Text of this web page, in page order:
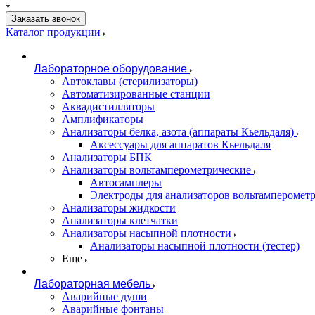
Заказать звонок
Каталог продукции
Лабораторное оборудование
Автоклавы (стерилизаторы)
Автоматизированные станции
Аквадистилляторы
Амплификаторы
Анализаторы белка, азота (аппараты Кьельдаля)
Аксессуары для аппаратов Кьельдаля
Анализаторы БПК
Анализаторы вольтамперометрические
Автосамплеры
Электроды для анализаторов
Анализаторы жидкости
Анализаторы клетчатки
Анализаторы насыпной плотности
Анализаторы насыпной плотности (тестер)
Еще
Лабораторная мебель
Аварийные души
Аварийные фонтаны